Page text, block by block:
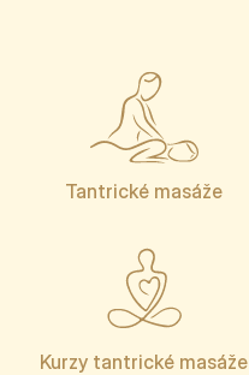
Tantrické masáže
Kurzy tantrické masáže